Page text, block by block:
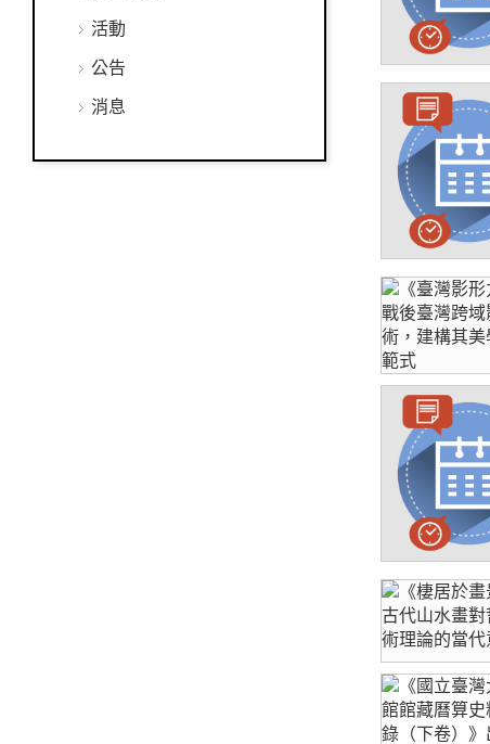
活動
公告
消息